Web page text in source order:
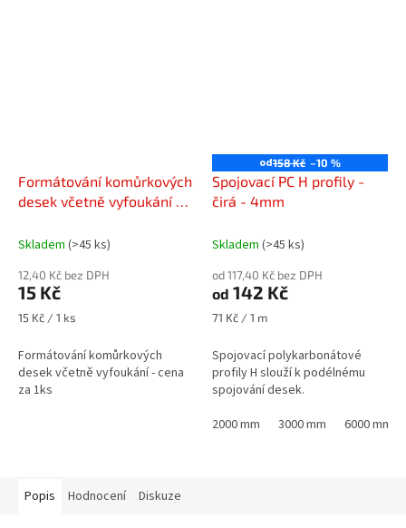
Formátování komůrkových
desek včetně vyfoukání -
Skladem (>45 ks)
12,40 Kč bez DPH
15 Kč
Měrná
15 Kč / 1 ks
Formátování komůrkových
desek včetně vyfoukání - cena
za 1ks
od158 Kč –10 %
Spojovací PC H profily -
čirá - 4mm
Skladem (>45 ks)
od 117,40 Kč bez DPH
od 142 Kč
Měrná
71 Kč / 1 m
Spojovací polykarbonátové
profily H slouží k podélnému
spojování desek.
2000 mm
3000 mm 6000 mm
Popis Hodnocení Diskuze